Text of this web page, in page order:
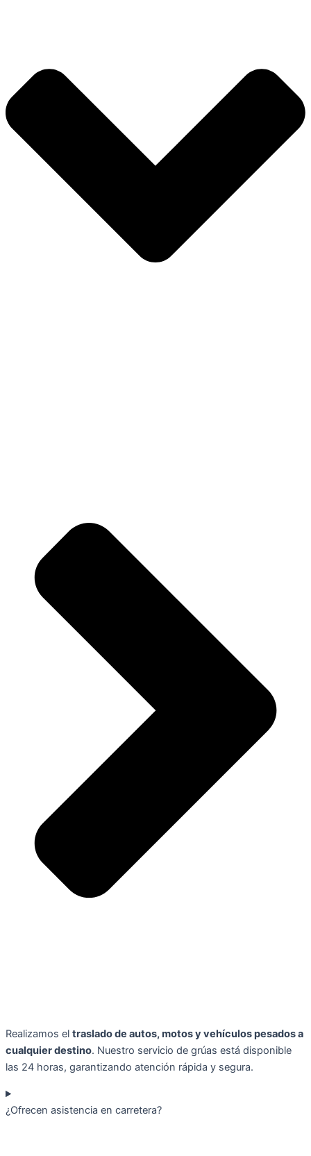
Realizamos el traslado de autos, motos y vehículos pesados a
cualquier destino. Nuestro servicio de grúas está disponible
las 24 horas, garantizando atención rápida y segura.
¿Ofrecen asistencia en carretera?